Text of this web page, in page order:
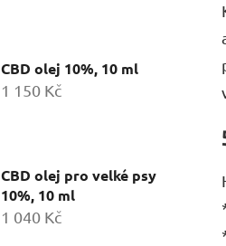
CBD olej 10%, 10 ml
1 150 Kč
CBD olej pro velké psy
10%, 10 ml
1 040 Kč